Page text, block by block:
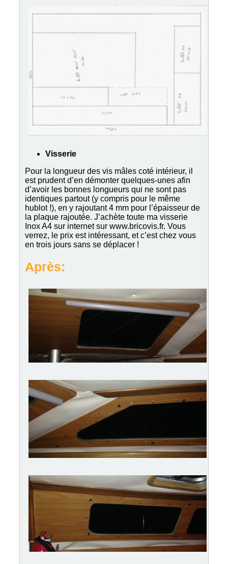
Visserie
Pour la longueur des vis mâles coté intérieur, il
est prudent d’en démonter quelques-unes afin
d’avoir les bonnes longueurs qui ne sont pas
identiques partout (y compris pour le même
hublot !), en y rajoutant 4 mm pour l’épaisseur de
la plaque rajoutée. J’achète toute ma visserie
Inox A4 sur internet sur www.bricovis.fr. Vous
verrez, le prix est intéressant, et c’est chez vous
en trois jours sans se déplacer !
Après: